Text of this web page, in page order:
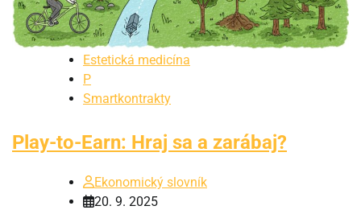
Estetická medicína
P
Smartkontrakty
Play-to-Earn: Hraj sa a zarábaj?
Ekonomický slovník
20. 9. 2025